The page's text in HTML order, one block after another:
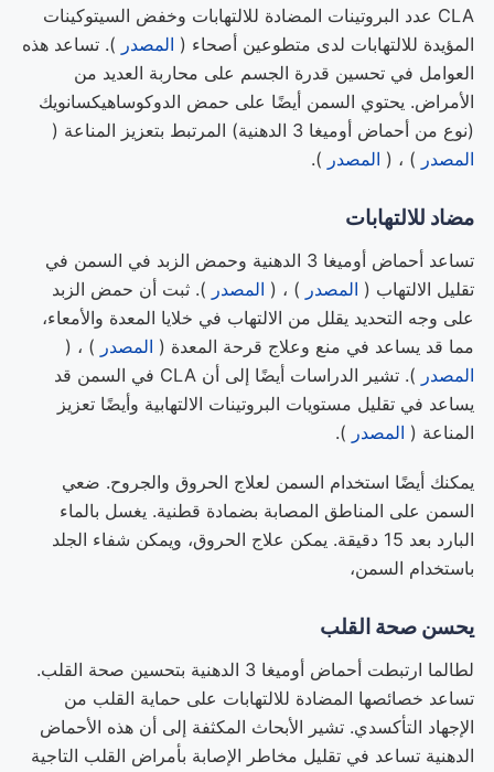
CLA عدد البروتينات المضادة للالتهابات وخفض السيتوكينات
المؤيدة للالتهابات لدى متطوعين أصحاء ( المصدر ). تساعد هذه
العوامل في تحسين قدرة الجسم على محاربة العديد من
الأمراض. يحتوي السمن أيضًا على حمض الدوكوساهيكسانويك
(نوع من أحماض أوميغا 3 الدهنية) المرتبط بتعزيز المناعة (
المصدر ) ، ( المصدر ).
مضاد للالتهابات
تساعد أحماض أوميغا 3 الدهنية وحمض الزبد في السمن في
تقليل الالتهاب ( المصدر ) ، ( المصدر ). ثبت أن حمض الزبد
على وجه التحديد يقلل من الالتهاب في خلايا المعدة والأمعاء،
مما قد يساعد في منع وعلاج قرحة المعدة ( المصدر ) ، (
المصدر
). تشير الدراسات أيضًا إلى أن CLA في السمن قد
يساعد في تقليل مستويات البروتينات الالتهابية وأيضًا تعزيز
المناعة ( المصدر ).
يمكنك أيضًا استخدام السمن لعلاج الحروق والجروح. ضعي
السمن على المناطق المصابة بضمادة قطنية. يغسل بالماء
البارد بعد 15 دقيقة. يمكن علاج الحروق، ويمكن شفاء الجلد
باستخدام السمن،
يحسن صحة القلب
لطالما ارتبطت أحماض أوميغا 3 الدهنية بتحسين صحة القلب.
تساعد خصائصها المضادة للالتهابات على حماية القلب من
الإجهاد التأكسدي. تشير الأبحاث المكثفة إلى أن هذه الأحماض
الدهنية تساعد في تقليل مخاطر الإصابة بأمراض القلب التاجية